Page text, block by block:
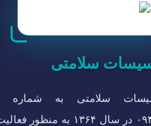
سلامتی
سلامتی به شماره
۰-۴۵۱۹۲۱-۰۹۴ در سال ۱۳۶۴ به منظور